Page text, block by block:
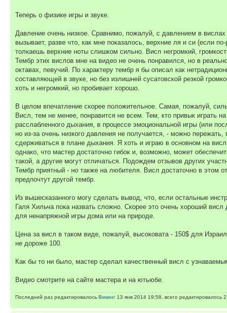
Теперь о физике игры и звуке.
Давление очень низкое. Сравнимо, пожалуй, с давлением в
вызывает, разве что, как мне показалось, верхние ля и си (если
толкаешь верхние ноты слишком сильно. Висл негромкий,
Тембр этих вислов мне на видео не очень понравился, но в
октавах, певучий. По характеру тембр я бы описал как
составляющей в звуке, но без излишней сусатовской резкой
хоть и негромкий, но пробивает хорошо.
В целом впечатление скорее положительное. Самая, пожалуй,
Висл, тем не менее, понравится не всем. Тем, кто привык играть
расслабленного дыхания, в процессе эмоциональной игры (или
но из-за очень низкого давления не получается, - можно
сдерживаться в плане дыхания. Я хоть и играю в основном на
однако, что мастер достаточно гибок и, возможно, может
такой, а другие могут отличаться. Подождем отзывов других
Тембр приятный - но также на любителя. Висл достаточно в этом
предпочтут другой тембр.
Из вышесказанного могу сделать вывод, что, если остальные
Галя Хильча пока назвать сложно. Скорее это очень хороший
для ненапряжной игры дома или на природе.
Цена за висл в таком виде, пожалуй, высоковата - 150$ для
не дороже 100.
Как бы то ни было, мастер сделал качественный висл с
Видео смотрите на сайте мастера и на ютьюбе.
Последний раз редактировалось Викинг 13 янв 2014 19:58, всего редактировалось 2